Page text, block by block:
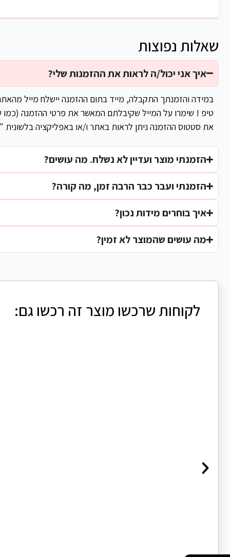
איך אני יכול/ה לראות את ההזמנות שלי?
במידה והזמנתך התקבלה, מייד בתום ההזמנה יישלח מייל
טיפ ! שימרו על המייל שקיבלתם המאשר את פרטי ההזמנה (כמו
את סטטוס ההזמנה ניתן לראות באתר ו/או באפליקציה בלשונית
הזמנתי מוצר ועדיין לא נשלח. מה עושים?
הזמנתי ועבר כבר הרבה זמן, מה קורה?
איך בוחרים מידות נכון?
מה עושים שהמוצר לא זמין?
שאלות נפוצות
לקוחות שרכשו מוצר זה רכשו גם: